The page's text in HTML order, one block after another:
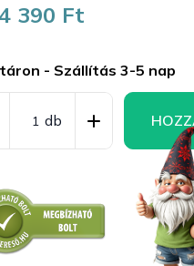
390 Ft
- Szállítás 3-5 nap